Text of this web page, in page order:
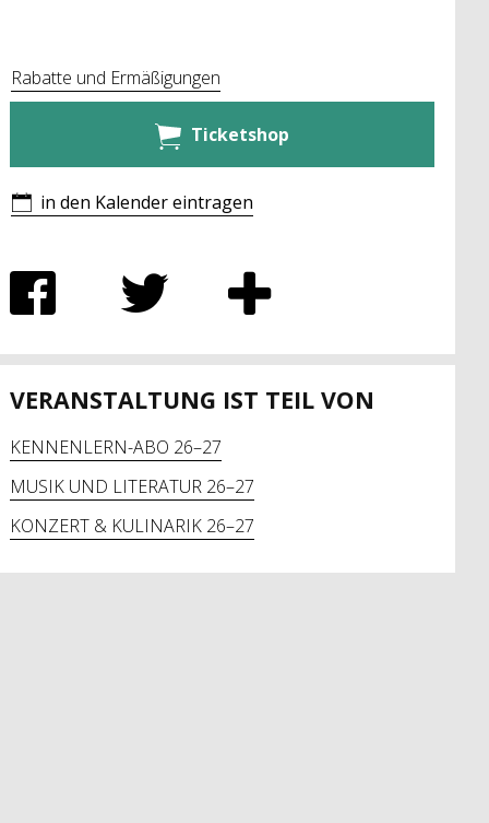
Rabatte und Ermäßigungen
Ticketshop
in den Kalender eintragen
VERANSTALTUNG IST TEIL VON
KENNENLERN-ABO 26–27
MUSIK UND LITERATUR 26–27
KONZERT & KULINARIK 26–27